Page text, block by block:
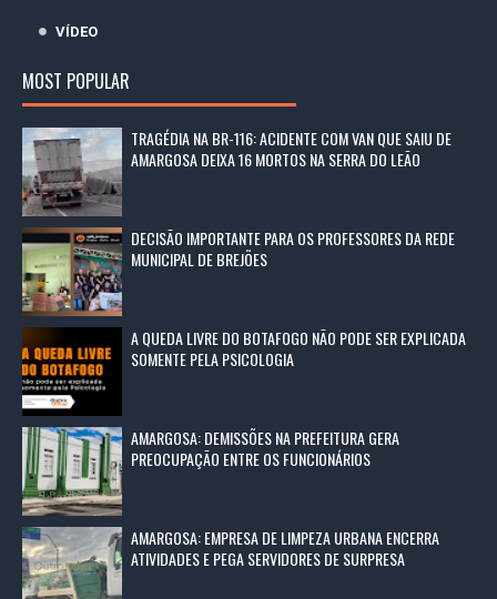
VÍDEO
MOST POPULAR
TRAGÉDIA NA BR-116: ACIDENTE COM VAN QUE SAIU DE
AMARGOSA DEIXA 16 MORTOS NA SERRA DO LEÃO
DECISÃO IMPORTANTE PARA OS PROFESSORES DA REDE
MUNICIPAL DE BREJÕES
A QUEDA LIVRE DO BOTAFOGO NÃO PODE SER EXPLICADA
SOMENTE PELA PSICOLOGIA
AMARGOSA: DEMISSÕES NA PREFEITURA GERA
PREOCUPAÇÃO ENTRE OS FUNCIONÁRIOS
AMARGOSA: EMPRESA DE LIMPEZA URBANA ENCERRA
ATIVIDADES E PEGA SERVIDORES DE SURPRESA